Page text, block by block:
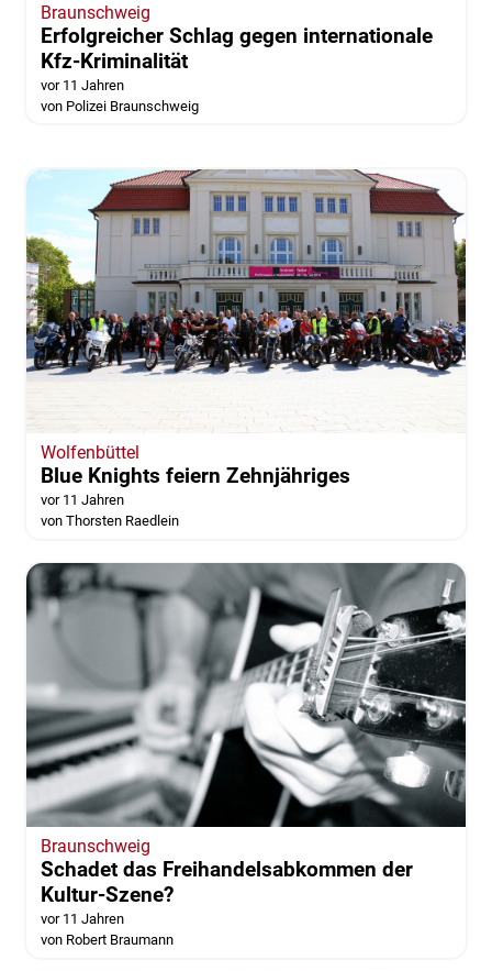
Braunschweig
Erfolgreicher Schlag gegen internationale
Kfz-Kriminalität
vor 11 Jahren
von Polizei Braunschweig
Wolfenbüttel
Blue Knights feiern Zehnjähriges
vor 11 Jahren
von Thorsten Raedlein
Braunschweig
Schadet das Freihandelsabkommen der
Kultur-Szene?
vor 11 Jahren
von Robert Braumann